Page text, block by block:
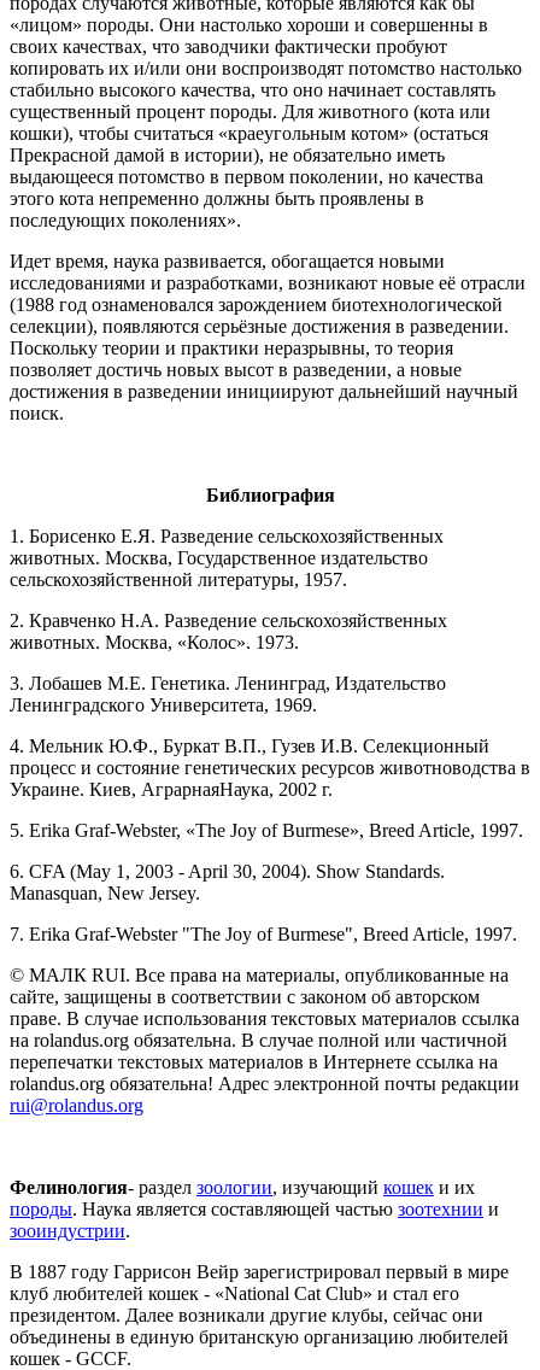
«лицом» породы. Они настолько хороши и совершенны в
своих качествах, что заводчики фактически пробуют
копировать их и/или они воспроизводят потомство настолько
стабильно высокого качества, что оно начинает составлять
существенный процент породы. Для животного (кота или
кошки), чтобы считаться «краеугольным котом» (остаться
Прекрасной дамой в истории), не обязательно иметь
выдающееся потомство в первом поколении, но качества
этого кота непременно должны быть проявлены в
последующих поколениях».
Идет время, наука развивается, обогащается новыми
исследованиями и разработками, возникают новые её отрасли
(1988 год ознаменовался зарождением биотехнологической
селекции), появляются серьёзные достижения в разведении.
Поскольку теории и практики неразрывны, то теория
позволяет достичь новых высот в разведении, а новые
достижения в разведении инициируют дальнейший научный
поиск.
Библиография
1. Борисенко Е.Я. Разведение сельскохозяйственных
животных. Москва, Государственное издательство
сельскохозяйственной литературы, 1957.
2. Кравченко Н.А. Разведение сельскохозяйственных
животных. Москва, «Колос». 1973.
3. Лобашев М.Е. Генетика. Ленинград, Издательство
Ленинградского Университета, 1969.
4. Мельник Ю.Ф., Буркат В.П., Гузев И.В. Селекционный
процесс и состояние генетических ресурсов животноводства в
Украине. Киев, АграрнаяНаука, 2002 г.
5. Erika Graf-Webster, «The Joy of Burmese», Breed Article, 1997.
6. CFA (May 1, 2003 - April 30, 2004). Show Standards.
Manasquan, New Jersey.
7. Erika Graf-Webster "The Joy of Burmese", Breed Article, 1997.
© МАЛК RUI. Все права на материалы, опубликованные на
сайте, защищены в соответствии с законом об авторском
праве. В случае использования текстовых материалов ссылка
на rolandus.org обязательна. В случае полной или частичной
перепечатки текстовых материалов в Интернете ссылка на
rolandus.org обязательна! Адрес электронной почты редакции
rui@rolandus.org
Фелинология- раздел зоологии, изучающий кошек и их
породы. Наука является составляющей частью зоотехнии и
зооиндустрии.
В 1887 году Гаррисон Вейр зарегистрировал первый в мире
клуб любителей кошек - «National Cat Club» и стал его
президентом. Далее возникали другие клубы, сейчас они
объединены в единую британскую организацию любителей
кошек - GCCF.